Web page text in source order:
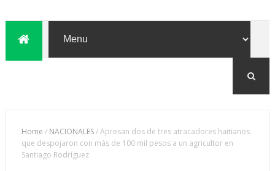
Home / NACIONALES/Apresan dos de tres atracadores haitianos
que despojaron con más de 100 mil pesos a un agricultor en
Santiago Rodríguez